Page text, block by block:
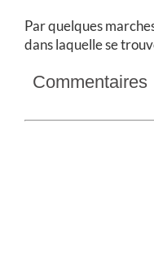
Par quelques
dans laquelle se
Commentaires